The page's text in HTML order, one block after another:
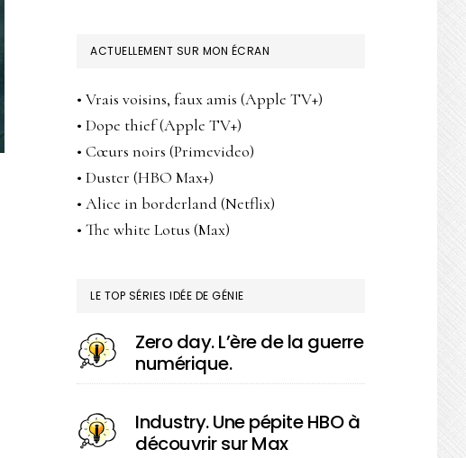
ACTUELLEMENT SUR MON ÉCRAN
• Vrais voisins, faux amis (Apple TV+)
• Dope thief (Apple TV+)
• Cœurs noirs (Primevideo)
• Duster (HBO Max+)
• Alice in borderland (Netflix)
• The white Lotus (Max)
LE TOP SÉRIES IDÉE DE GÉNIE
Zero day. L’ère de la guerre
numérique.
Industry. Une pépite HBO à
découvrir sur Max